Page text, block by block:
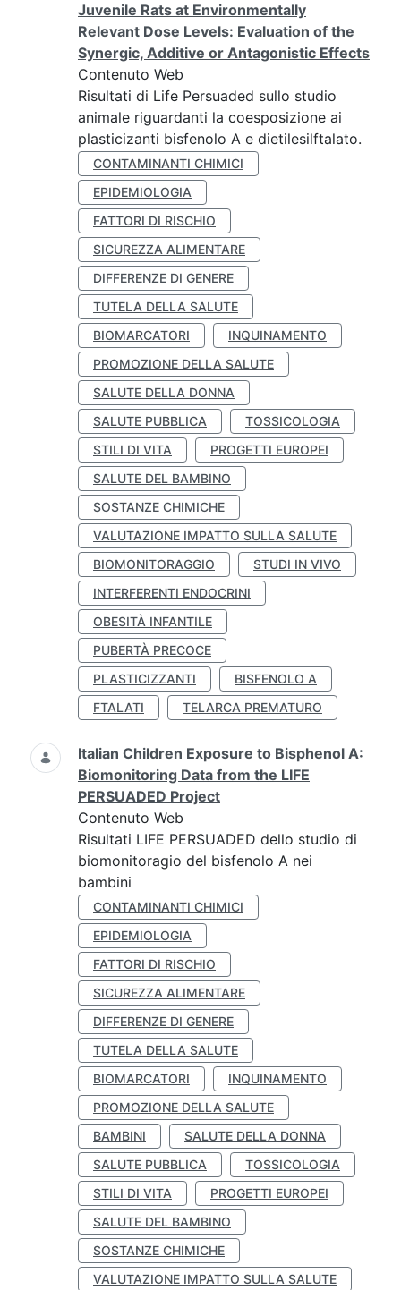
Juvenile Rats at Environmentally
Relevant Dose Levels: Evaluation of the
Synergic, Additive or Antagonistic Effects
Contenuto Web
Risultati di Life Persuaded sullo studio
animale riguardanti la coesposizione ai
plasticizanti bisfenolo A e dietilesilftalato.
CONTAMINANTI CHIMICI
EPIDEMIOLOGIA
FATTORI DI RISCHIO
SICUREZZA ALIMENTARE
DIFFERENZE DI GENERE
TUTELA DELLA SALUTE
BIOMARCATORI
INQUINAMENTO
PROMOZIONE DELLA SALUTE
SALUTE DELLA DONNA
SALUTE PUBBLICA
TOSSICOLOGIA
STILI DI VITA
PROGETTI EUROPEI
SALUTE DEL BAMBINO
SOSTANZE CHIMICHE
VALUTAZIONE IMPATTO SULLA SALUTE
BIOMONITORAGGIO
STUDI IN VIVO
INTERFERENTI ENDOCRINI
OBESITÀ INFANTILE
PUBERTÀ PRECOCE
PLASTICIZZANTI
BISFENOLO A
FTALATI
TELARCA PREMATURO
Italian Children Exposure to Bisphenol A:
Biomonitoring Data from the LIFE
PERSUADED Project
Contenuto Web
Risultati LIFE PERSUADED dello studio di
biomonitoragio del bisfenolo A nei
bambini
CONTAMINANTI CHIMICI
EPIDEMIOLOGIA
FATTORI DI RISCHIO
SICUREZZA ALIMENTARE
DIFFERENZE DI GENERE
TUTELA DELLA SALUTE
BIOMARCATORI
INQUINAMENTO
PROMOZIONE DELLA SALUTE
BAMBINI
SALUTE DELLA DONNA
SALUTE PUBBLICA
TOSSICOLOGIA
STILI DI VITA
PROGETTI EUROPEI
SALUTE DEL BAMBINO
SOSTANZE CHIMICHE
VALUTAZIONE IMPATTO SULLA SALUTE